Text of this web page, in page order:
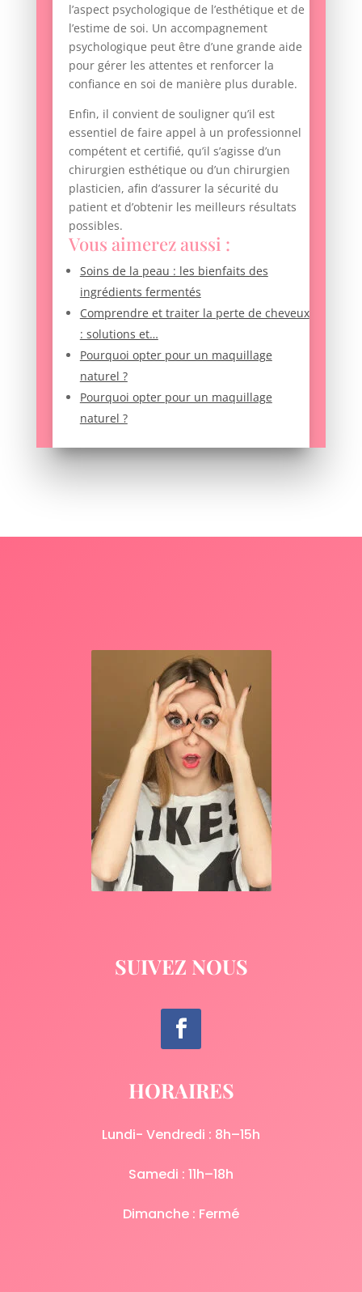
l’aspect psychologique de l’esthétique et de
l’estime de soi. Un accompagnement
psychologique peut être d’une grande aide
pour gérer les attentes et renforcer la
confiance en soi de manière plus durable.
Enfin, il convient de souligner qu’il est
essentiel de faire appel à un professionnel
compétent et certifié, qu’il s’agisse d’un
chirurgien esthétique ou d’un chirurgien
plasticien, afin d’assurer la sécurité du
patient et d’obtenir les meilleurs résultats
possibles.
Vous aimerez aussi :
Soins de la peau : les bienfaits des
ingrédients fermentés
Comprendre et traiter la perte de cheveux
: solutions et…
Pourquoi opter pour un maquillage
naturel ?
Pourquoi opter pour un maquillage
naturel ?
SUIVEZ NOUS
HORAIRES
Lundi- Vendredi : 8h–15h
Samedi : 11h–18h
Dimanche : Fermé